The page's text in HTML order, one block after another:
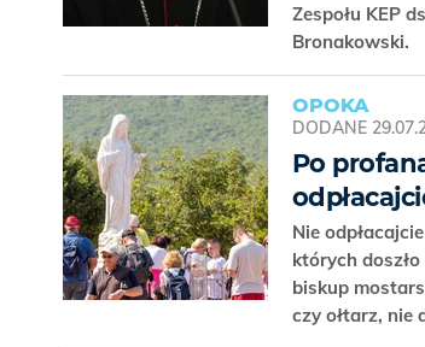
Zespołu KEP
Bronakowski.
OPOKA
DODANE
Po
Nie
których
biskup
czy ołtarz, nie